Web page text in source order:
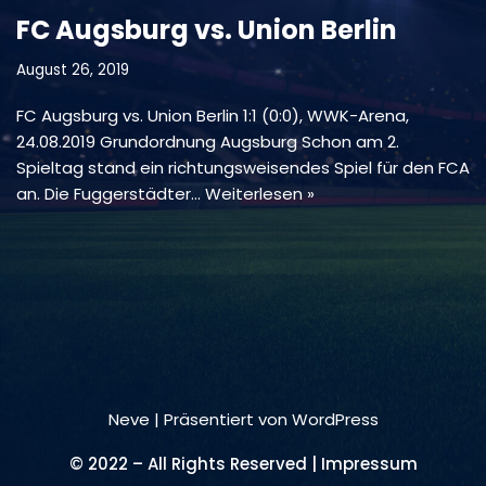
FC Augsburg vs. Union Berlin
August 26, 2019
FC Augsburg vs. Union Berlin 1:1 (0:0), WWK-Arena,
24.08.2019 Grundordnung Augsburg Schon am 2.
Spieltag stand ein richtungsweisendes Spiel für den FCA
an. Die Fuggerstädter… Weiterlesen »
Neve | Präsentiert vonWordPress
© 2022 – All Rights Reserved | Impressum